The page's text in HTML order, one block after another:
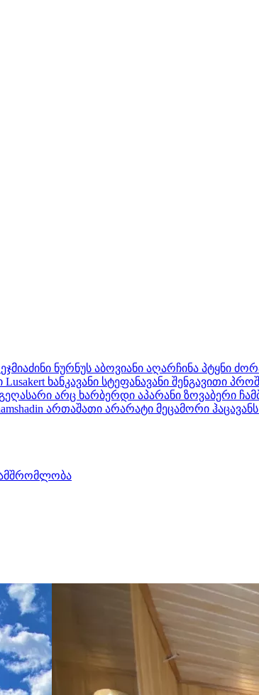
ეჯმიაძინი ნურნუს აბოვიანი აღარჩინა პტყნი
Lusakert ხანკავანი სტეფანავანი შენგავითი
არც ხარბერდი აპარანი ზოვაბერი
ართაშათი არარატი მეცამორი ჰაცავანს